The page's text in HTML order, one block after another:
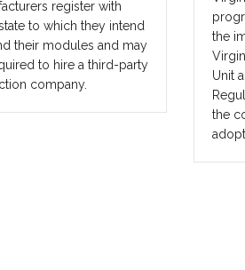
program began in 1973, with
the implementation of the
Virginia Industrialized Building
Unit and Mobile Home Safety
Regulations. Now it’s leading
the country in modular code